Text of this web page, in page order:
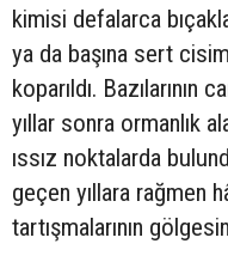
kimisi defalarca
ya da başına sert
koparıldı. Bazılarının
yıllar sonra ormanlık
ıssız noktalarda
geçen yıllara rağmen
tartışmalarının